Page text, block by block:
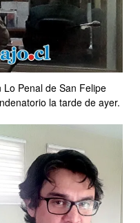
Penal de San Felipe
la tarde de ayer.